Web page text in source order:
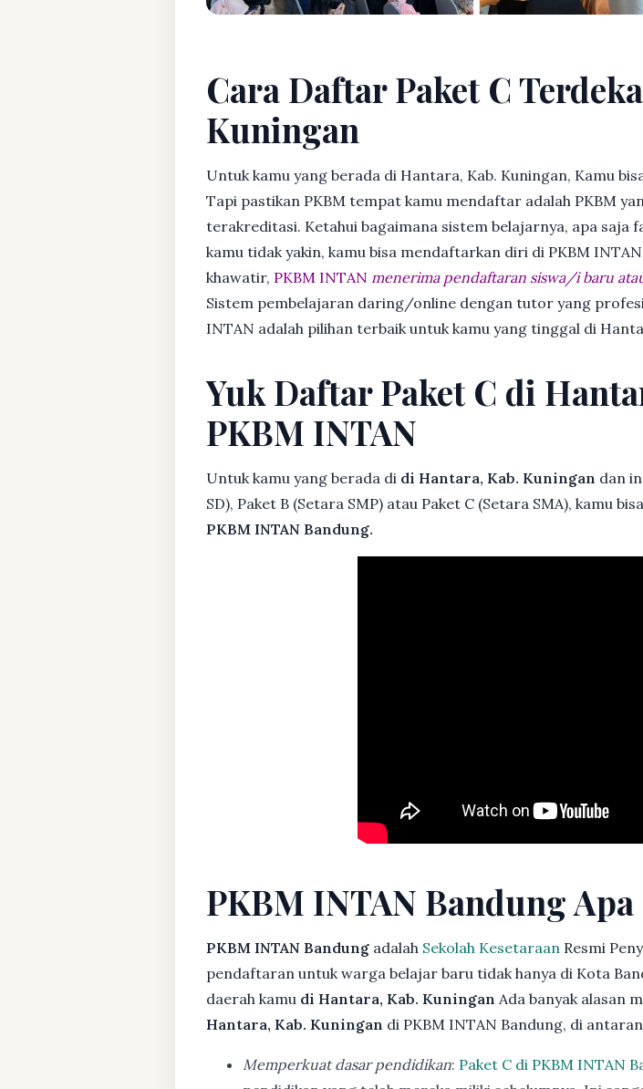
Cara Daftar Paket C
Kuningan
Untuk kamu yang berada di Hantara, Kab. Kuningan, Kamu
Tapi pastikan PKBM tempat kamu mendaftar adalah PKBM
terakreditasi. Ketahui bagaimana sistem belajarnya, apa saja
kamu tidak yakin, kamu bisa mendaftarkan diri di PKBM
khawatir, PKBM INTAN menerima pendaftaran siswa/i baru
Sistem pembelajaran daring/online dengan tutor yang
INTAN adalah pilihan terbaik untuk kamu yang tinggal di
Yuk Daftar Paket C di
PKBM INTAN
Untuk kamu yang berada di di Hantara, Kab. Kuningan dan
SD), Paket B (Setara SMP) atau Paket C (Setara SMA), kamu
PKBM INTAN Bandung.
PKBM INTAN Bandung Apa
PKBM INTAN Bandung adalah Sekolah Kesetaraan Resmi
pendaftaran untuk warga belajar baru tidak hanya di Kota
daerah kamu di Hantara, Kab. Kuningan Ada banyak alasan
Hantara, Kab. Kuningan di PKBM INTAN Bandung, di
Memperkuat dasar pendidikan: Paket C di PKBM INTAN